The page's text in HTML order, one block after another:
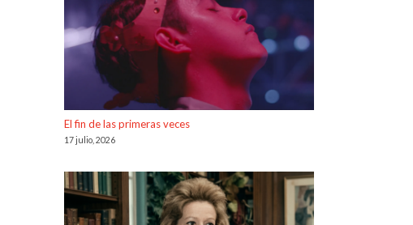
El fin de las primeras veces
17 julio, 2026